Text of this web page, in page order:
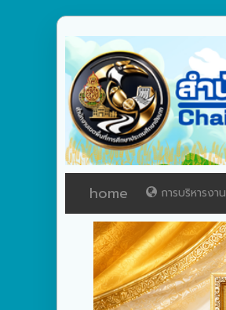
home การบริหารงาน